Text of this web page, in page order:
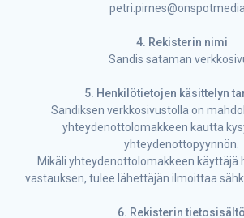
4. Rekisterin nimi
Sandis sataman
5. Henkilötietojen käsittelyn
Sandiksen verkkosivustolla on
yhteydenottolomakkeen kautta
yhteydenottopyynnön.
Mikäli yhteydenottolomakkeen käyttäjä
vastauksen, tulee lähettäjän ilmoittaa
6. Rekisterin tietosisältö